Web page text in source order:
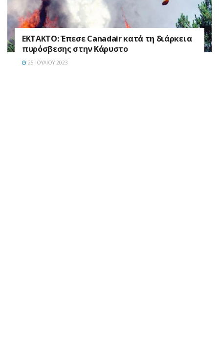
EKTAKTO: Έπεσε Canadair κατά τη διάρκεια
πυρόσβεσης στην Κάρυστο
25 ΙΟΥΛΊΟΥ 2023